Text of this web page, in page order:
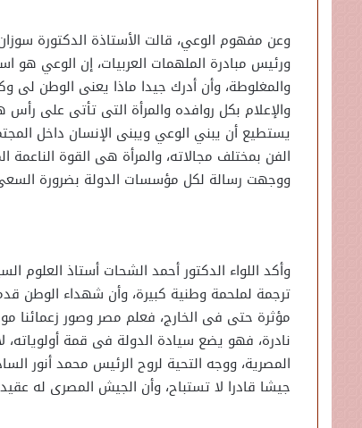
وعن مفهوم الوعي، قالت الأستاذة الدكتورة
ورئيس مبادرة الملهمات العربيات، إن الوعي هو
والمغلوطة، وأن أدرك جيدا ماذا يعنى الوطن لى
والإعلام بكل روافده والمرأة التى تأتى على
يستطيع أن يبني الوعي ويبنى الإنسان داخل
الفن بمختلف مجالاته، والمرأة هى القوة الناعمة
ووجهت رسالة لكل مؤسسات الدولة بضرورة السعى
وأكد اللواء الدكتور أحمد الشحات أستاذ العلوم
ترجمة لملحمة وطنية كبيرة، وأن شهداء الوطن
مؤثرة حتى فى الخارج، فعلم مصر وصور زعمائنا
نادرة، فهو يضع سيادة الدولة فى قمة
المصرية، ووجه التحية لروح الرئيس محمد أنور
جيشا قادرا لا تستباح، وأن الجيش المصرى له